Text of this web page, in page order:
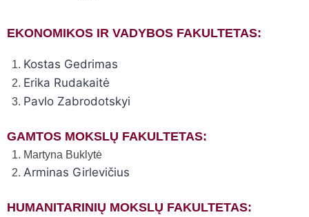
EKONOMIKOS IR VADYBOS FAKULTETAS:
Kostas Gedrimas
Erika Rudakaitė
Pavlo Zabrodotskyi
GAMTOS MOKSLŲ FAKULTETAS:
Martyna Buklytė
Arminas Girlevičius
HUMANITARINIŲ MOKSLŲ FAKULTETAS: